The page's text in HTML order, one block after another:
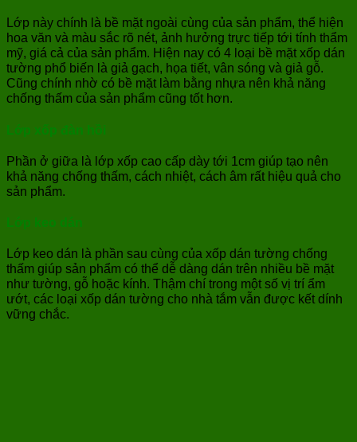
Lớp này chính là bề mặt ngoài cùng của sản phẩm, thể hiện
hoa văn và màu sắc rõ nét, ảnh hưởng trực tiếp tới tính thẩm
mỹ, giá cả của sản phẩm. Hiện nay có 4 loại bề mặt xốp dán
tường phổ biến là giả gạch, họa tiết, vân sóng và giả gỗ.
Cũng chính nhờ có bề mặt làm bằng nhựa nên khả năng
chống thấm của sản phẩm cũng tốt hơn.
Lớp xốp đàn hồi
Phần ở giữa là lớp xốp cao cấp dày tới 1cm giúp tạo nên
khả năng chống thấm, cách nhiệt, cách âm rất hiệu quả cho
sản phẩm.
Lớp keo dán
Lớp keo dán là phần sau cùng của xốp dán tường chống
thấm giúp sản phẩm có thể dễ dàng dán trên nhiều bề mặt
như tường, gỗ hoặc kính. Thậm chí trong một số vị trí ẩm
ướt, các loại xốp dán tường cho nhà tắm vẫn được kết dính
vững chắc.